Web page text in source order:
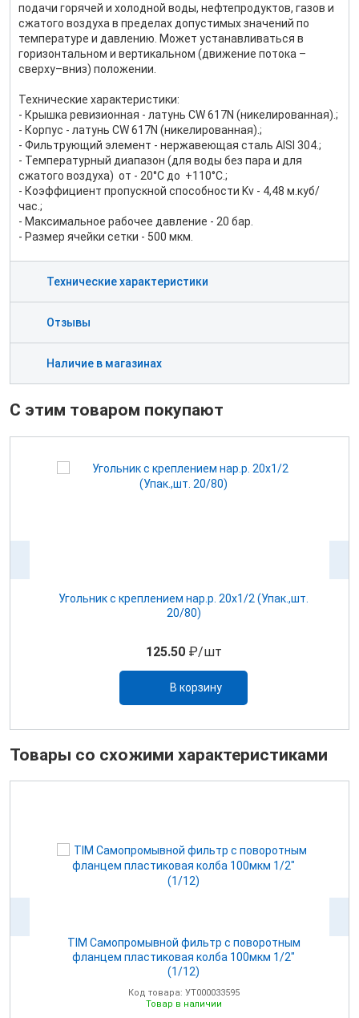
подачи горячей и холодной воды, нефтепродуктов, газов и
сжатого воздуха в пределах допустимых значений по
температуре и давлению. Может устанавливаться в
горизонтальном и вертикальном (движение потока –
сверху–вниз) положении.
Технические характеристики:
- Крышка ревизионная - латунь CW 617N (никелированная).;
- Корпус - латунь CW 617N (никелированная).;
- Фильтрующий элемент - нержавеющая сталь AISI 304.;
- Температурный диапазон (для воды без пара и для
сжатого воздуха) от - 20°C до +110°C.;
- Коэффициент пропускной способности Kv - 4,48 м.куб/
час.;
- Максимальное рабочее давление - 20 бар.
- Размер ячейки сетки - 500 мкм.
Технические характеристики
Отзывы
Наличие в магазинах
С этим товаром покупают
Угольник с креплением нар.р. 20х1/2 (Упак.,шт.
20/80)
125.50₽/шт
В корзину
Товары со схожими характеристиками
TIM Самопромывной фильтр с поворотным
фланцем пластиковая колба 100мкм 1/2"
(1/12)
Код товара: УТ000033595
Товар в наличии